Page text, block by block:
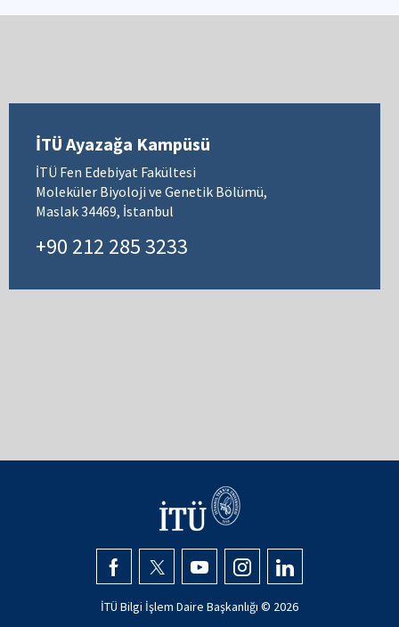
İTÜ Ayazağa Kampüsü
İTÜ Fen Edebiyat Fakültesi
Moleküler Biyoloji ve Genetik Bölümü,
Maslak 34469, İstanbul
+90 212 285 3233
İTÜ Bilgi İşlem Daire Başkanlığı © 2026